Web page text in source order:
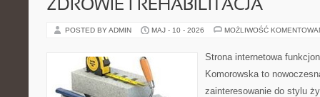
ZDROWIE I REHABILITACJA
POSTED BY ADMIN MAJ - 10 - 2026 MOŻLIWOŚĆ
Strona internetowa
Komorowska to
zainteresowanie do stylu